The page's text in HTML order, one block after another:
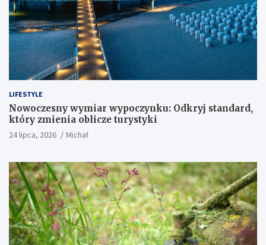
LIFESTYLE
Nowoczesny wymiar wypoczynku: Odkryj standard,
który zmienia oblicze turystyki
24 lipca, 2026 Michał